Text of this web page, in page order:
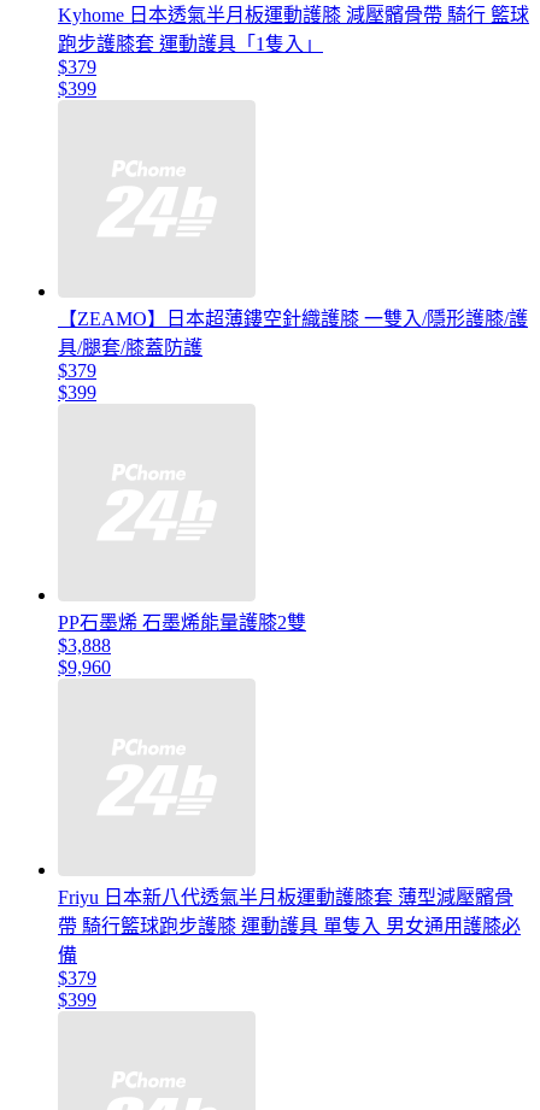
Kyhome 日本透氣半月板運動護膝 減壓髕骨帶 騎行 籃球
跑步護膝套 運動護具「1隻入」
$379
$399
【ZEAMO】日本超薄鏤空針織護膝 一雙入/隱形護膝/護
具/腿套/膝蓋防護
$379
$399
PP石墨烯 石墨烯能量護膝2雙
$3,888
$9,960
Friyu 日本新八代透氣半月板運動護膝套 薄型減壓髕骨
帶 騎行籃球跑步護膝 運動護具 單隻入 男女通用護膝必
備
$379
$399